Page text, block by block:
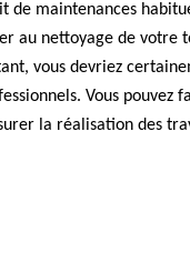
de maintenances
au nettoyage de votre
vous devriez
Vous pouvez
la réalisation des